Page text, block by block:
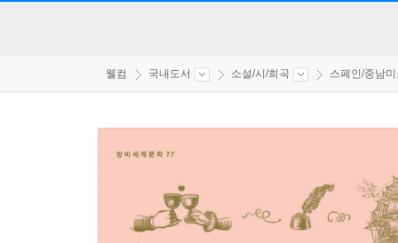
웰컴 국내도서 소설/시/희곡 스페인/중남미